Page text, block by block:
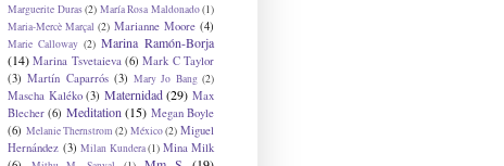
Marguerite Duras(2) María Rosa Maldonado(1)
Maria-Mercè Marçal (2) Marianne Moore (4)
Marie Calloway (2) Marina Ramón-Borja
(14) Marina Tsvetaieva (6) Mark C Taylor
(3) Martín Caparrós (3) Mary Jo Bang (2)
Mascha Kaléko (3) Maternidad (29) Max
Blecher (6) Meditation (15) Megan Boyle
(6) Melanie Thernstrom (2) México (2) Miguel
Hernández (3) Milan Kundera(1) Mina Milk